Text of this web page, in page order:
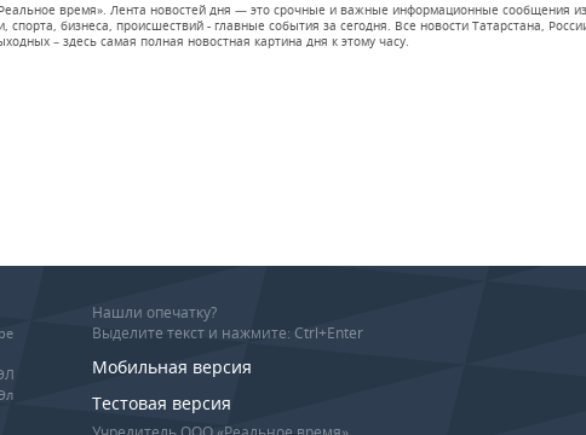
время». Лента новостей дня — это срочные и важные информационные сообщения из
бизнеса, происшествий - главные события за сегодня. Все новости Татарстана,
– здесь самая полная новостная картина дня к этому часу.
Нашли опечатку?
Выделите текст и нажмите: Ctrl+Enter
Мобильная версия
Тестовая версия